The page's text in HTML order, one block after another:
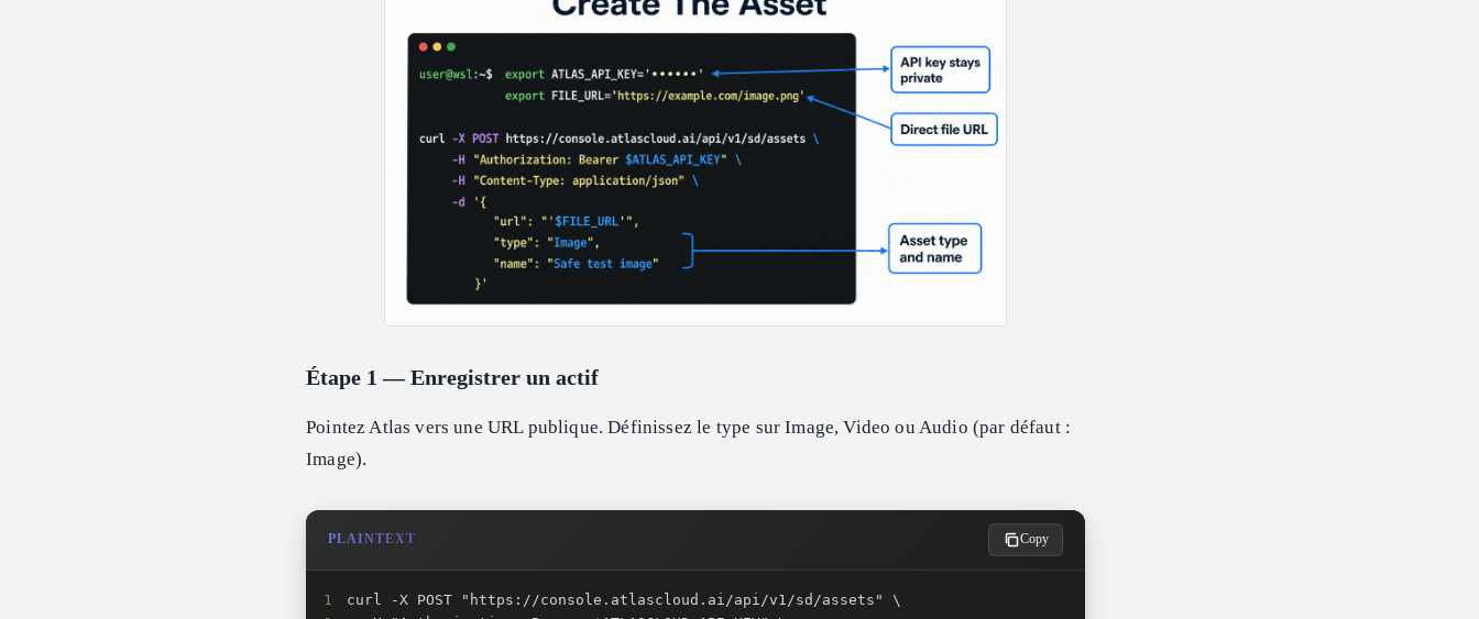
Étape 1 — Enregistrer un actif
Pointez Atlas vers une URL publique. Définissez le type sur Image, Video ou Audio (par défaut :
Image).
PLAINTEXT Copy
1